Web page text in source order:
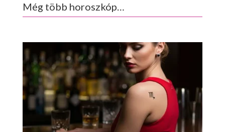
Még több horoszkóp…